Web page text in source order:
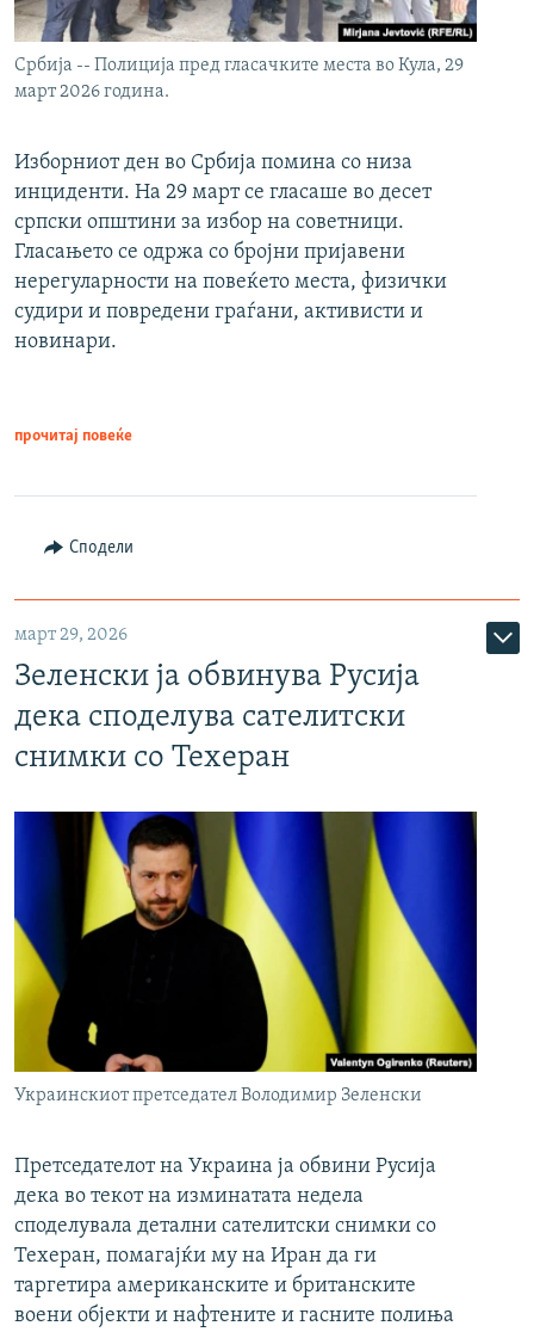
Србија -- Полиција пред гласачките места во Кула, 29
март 2026 година.
Изборниот ден во Србија помина со низа
инциденти. На 29 март се гласаше во десет
српски општини за избор на советници.
Гласањето се одржа со бројни пријавени
нерегуларности на повеќето места, физички
судири и повредени граѓани, активисти и
новинари.
прочитај повеќе
Сподели
март 29, 2026
Зеленски ја обвинува Русија
дека споделува сателитски
снимки со Техеран
Украинскиот претседател Володимир Зеленски
Претседателот на Украина ја обвини Русија
дека во текот на изминатата недела
споделувала детални сателитски снимки со
Техеран, помагајќи му на Иран да ги
таргетира американските и британските
воени објекти и нафтените и гасните полиња